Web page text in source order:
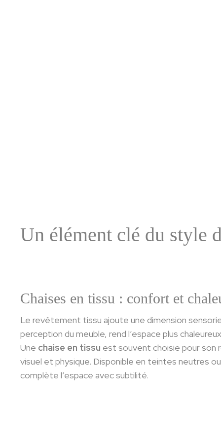
Un élément clé du style
Chaises en tissu : confort et
Le revêtement tissu ajoute une dimension
perception du meuble, rend l’espace plus
Une chaise en tissu est souvent choisie pour son
visuel et physique. Disponible en teintes neutres
complète l’espace avec subtilité.